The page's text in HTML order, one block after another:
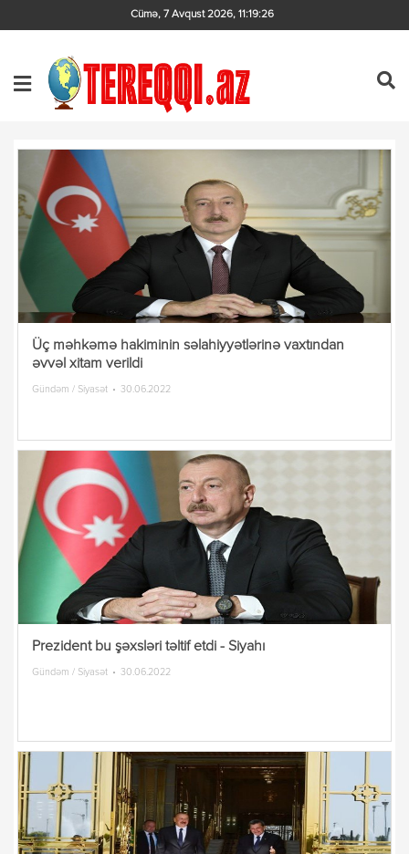
Cümə, 7 Avqust 2026, 11:19:26
Üç məhkəmə hakiminin səlahiyyətlərinə vaxtından
əvvəl xitam verildi
Gündəm / Siyasət 30.06.2022
Prezident bu şəxsləri təltif etdi - Siyahı
Gündəm / Siyasət 30.06.2022